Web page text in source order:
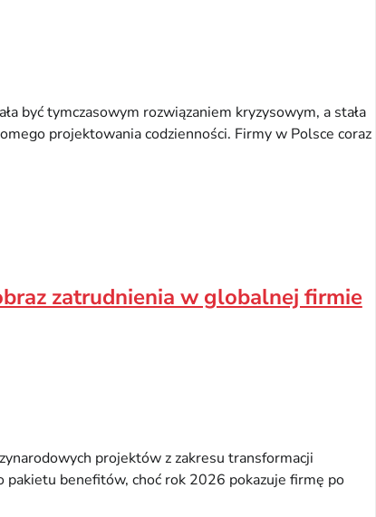
być tymczasowym rozwiązaniem kryzysowym, a stała
projektowania codzienności. Firmy w Polsce coraz
zatrudnienia w globalnej firmie
projektów z zakresu transformacji
benefitów, choć rok 2026 pokazuje firmę po